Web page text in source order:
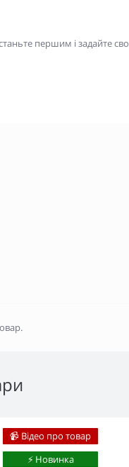
першим і задайте
📹 Відео про товар
⚡️ Новинка